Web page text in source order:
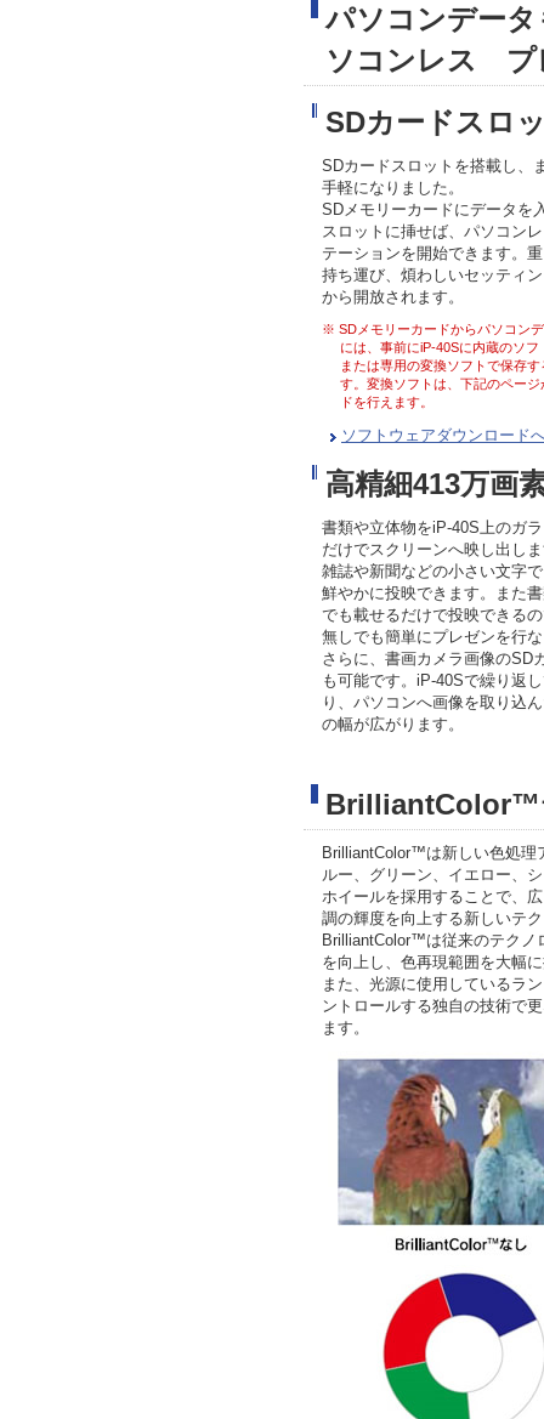
パソコンデー
ソコンレス プ
SDカードスロ
SDカードスロットを搭載し、
手軽になりました。
SDメモリーカードにデータを
スロットに挿せば、パソコン
テーションを開始できます。
持ち運び、煩わしいセッティ
から開放されます。
※ SDメモリーカードからパソコン
には、事前にiP-40Sに内蔵のソフ
または専用の変換ソフトで保存
す。変換ソフトは、下記のペー
ドを行えます。
ソフトウェアダウンロード
高精細413万画
書類や立体物をiP-40S上のガ
だけでスクリーンへ映し出し
雑誌や新聞などの小さい文字
鮮やかに投映できます。また
でも載せるだけで投映できる
無しでも簡単にプレゼンを行
さらに、書画カメラ画像のSD
も可能です。iP-40Sで繰り返
り、パソコンへ画像を取り込
の幅が広がります。
BrilliantColor™
BrilliantColor™は新しい色処理
ルー、グリーン、イエロー、
ホイールを採用することで、
調の輝度を向上する新しいテ
BrilliantColor™は従来のテクノ
を向上し、色再現範囲を大幅
また、光源に使用しているラ
ントロールする独自の技術で
ます。